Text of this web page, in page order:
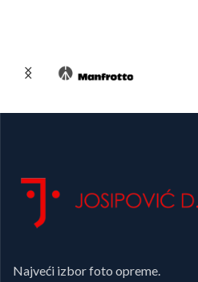
Najveći izbor foto opreme.